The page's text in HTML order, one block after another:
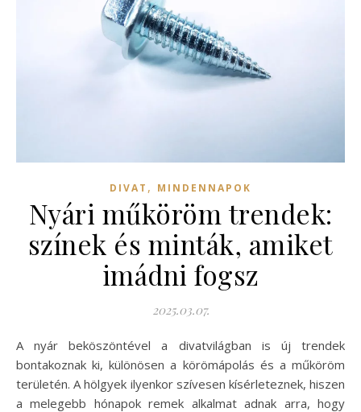
DIVAT , MINDENNAPOK
Nyári műköröm trendek:
színek és minták, amiket
imádni fogsz
2025.03.07.
A nyár beköszöntével a divatvilágban is új trendek
bontakoznak ki, különösen a körömápolás és a műköröm
területén. A hölgyek ilyenkor szívesen kísérleteznek, hiszen
a melegebb hónapok remek alkalmat adnak arra, hogy